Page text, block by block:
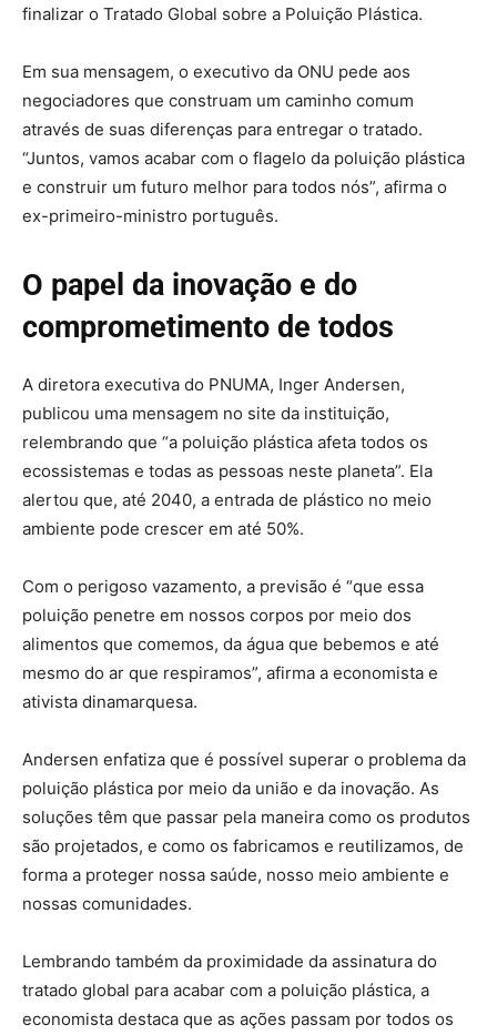
finalizar o Tratado Global sobre a Poluição Plástica.
Em sua mensagem, o executivo da ONU pede aos
negociadores que construam um caminho comum
através de suas diferenças para entregar o tratado.
“Juntos, vamos acabar com o flagelo da poluição plástica
e construir um futuro melhor para todos nós”, afirma o
ex-primeiro-ministro português.
O papel da inovação e do
comprometimento de todos
A diretora executiva do PNUMA, Inger Andersen,
publicou uma mensagem no site da instituição,
relembrando que “a poluição plástica afeta todos os
ecossistemas e todas as pessoas neste planeta”. Ela
alertou que, até 2040, a entrada de plástico no meio
ambiente pode crescer em até 50%.
Com o perigoso vazamento, a previsão é “que essa
poluição penetre em nossos corpos por meio dos
alimentos que comemos, da água que bebemos e até
mesmo do ar que respiramos”, afirma a economista e
ativista dinamarquesa.
Andersen enfatiza que é possível superar o problema da
poluição plástica por meio da união e da inovação. As
soluções têm que passar pela maneira como os produtos
são projetados, e como os fabricamos e reutilizamos, de
forma a proteger nossa saúde, nosso meio ambiente e
nossas comunidades.
Lembrando também da proximidade da assinatura do
tratado global para acabar com a poluição plástica, a
economista destaca que as ações passam por todos os